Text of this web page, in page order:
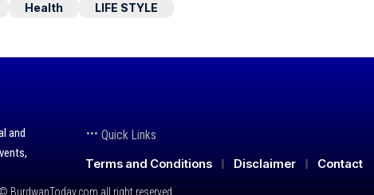
Health LIFE STYLE
and
Quick Links
Terms and Conditions
Disclaimer Contact
© BurdwanToday.com all right reserved